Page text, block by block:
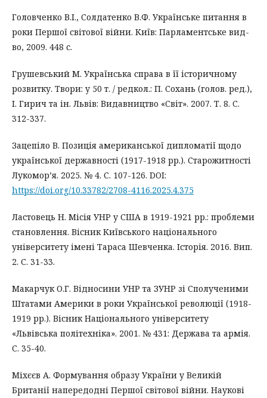
Головченко В.І., Солдатенко В.Ф. Українське питання в
роки Першої світової війни. Київ: Парламентське вид-
во, 2009. 448 с.
Грушевський М. Українська справа в її історичному
розвитку. Твори: у 50 т. / редкол.: П. Сохань (голов. ред.),
І. Гирич та ін. Львів: Видавництво «Світ». 2007. Т. 8. C.
312-337.
Зацепіло В. Позиція американської дипломатії щодо
української державності (1917-1918 рр.). Старожитності
Лукомор’я. 2025. № 4. С. 107-126. DOI:
https://doi.org/10.33782/2708-4116.2025.4.375
Ластовець Н. Місія УНР у США в 1919-1921 рр.: проблеми
становлення. Вісник Київського національного
університету імені Тараса Шевченка. Історія. 2016. Вип.
2. С. 31-33.
Макарчук О.Г. Відносини УНР та ЗУНР зі Сполученими
Штатами Америки в роки Української революції (1918-
1919 рр.). Вісник Національного університету
«Львівська політехніка». 2001. № 431: Держава та армія.
С. 35-40.
Міхєєв А. Формування образу України у Великій
Британії напередодні Першої світової війни. Наукові